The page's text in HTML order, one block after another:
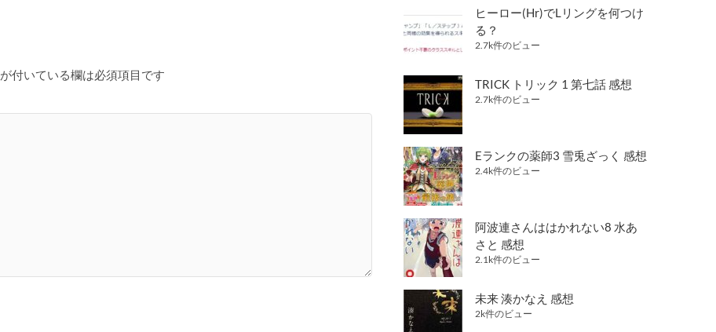
が付いている欄は必須項目です
ヒーロー(Hr)でLリングを何つけ
る？
2.7k件のビュー
TRICK トリック 1 第七話 感想
2.7k件のビュー
Eランクの薬師3 雪兎ざっく 感想
2.4k件のビュー
阿波連さんははかれない8 水あ
さと 感想
2.1k件のビュー
未来 湊かなえ 感想
2k件のビュー